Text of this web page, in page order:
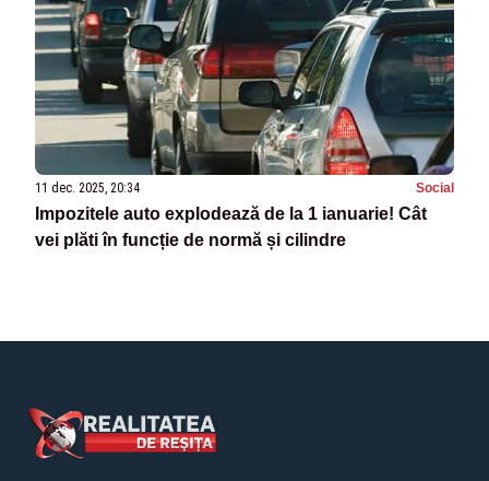
11 dec. 2025, 20:34 Social
Impozitele auto explodează de la 1 ianuarie! Cât
vei plăti în funcție de normă și cilindre